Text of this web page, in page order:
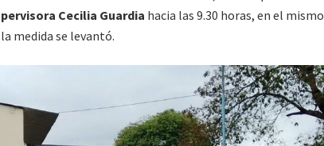
Cecilia Guardia hacia las 9.30 horas, en el mismo
medida se levantó.